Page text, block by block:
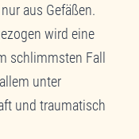
aus Gefäßen.
wird eine
schlimmsten Fall
unter
und traumatisch